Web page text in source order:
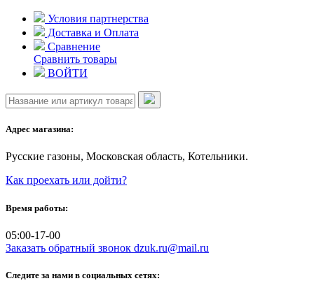
Skip
content
Условия партнерства
Доставка и Оплата
Сравнение
Сравнить товары
ВОЙТИ
Адрес магазина:
Русские газоны, Московская область, Котельники.
Как проехать или дойти?
Время работы:
05:00-17-00
Заказать обратный звонок dzuk.ru@mail.ru
Следите за нами в социальных сетях: